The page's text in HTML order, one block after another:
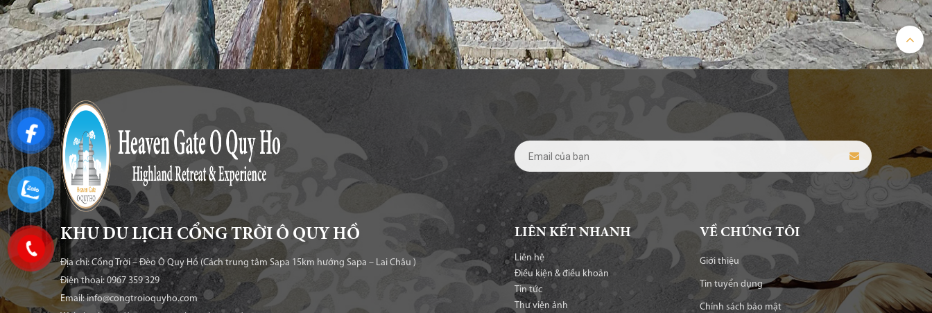
KHU DU LỊCH CỔNG TRỜI Ô QUY HỒ
Địa chỉ: Cổng Trời – Đèo Ô Quy Hồ (Cách trung tâm Sapa 15km hướng Sapa – Lai Châu )
Điện thoại: 0967 359 329
Email: info@congtroioquyho.com
LIÊN KẾT NHANH
Liên hệ
Điều kiện & điều khoản
Tin tức
Thư viện ảnh
VỀ CHÚNG TÔI
Giới thiệu
Tin tuyển dụng
Chính sách bảo mật